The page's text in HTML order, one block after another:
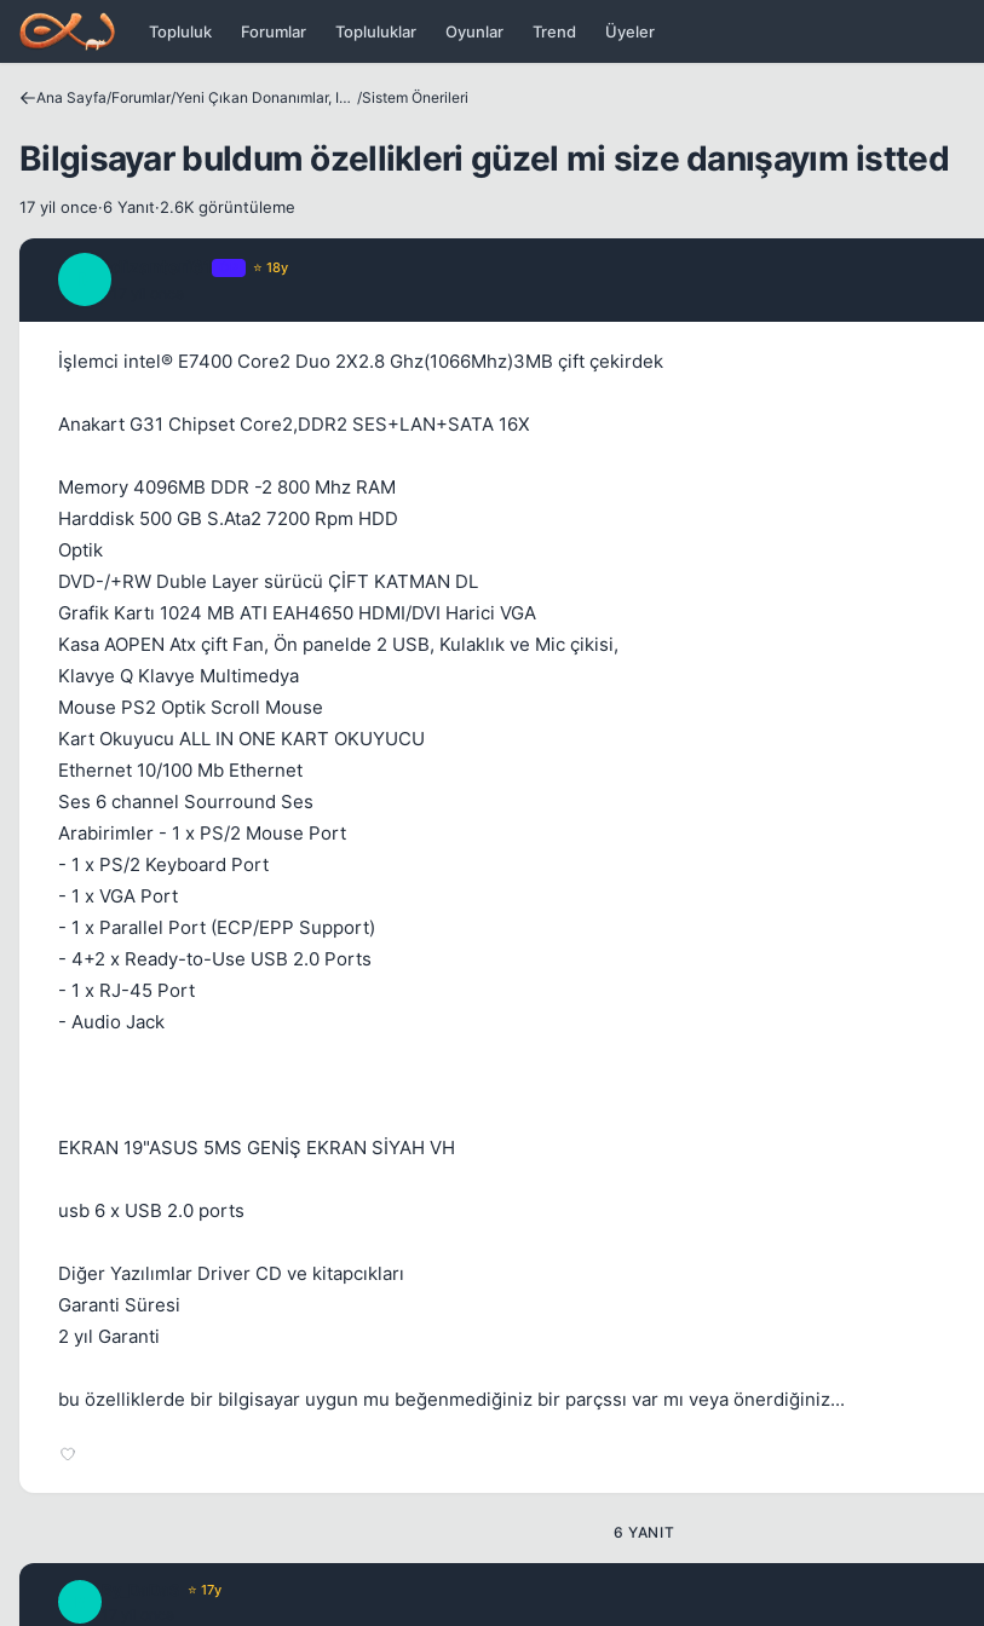
Icerige atla
Topluluk Forumlar Topluluklar Oyunlar Trend Üyeler
Ana Sayfa/Forumlar/ Yeni Çıkan Donanımlar, Internet Dünyası ve Benzer Konular /Sistem Önerileri
Bilgisayar buldum özellikleri güzel mi size danışayım istted
17 yil once·6 Yanıt·2.6K görüntüleme
⭐ 18y
İşlemci intel® E7400 Core2 Duo 2X2.8 Ghz(1066Mhz)3MB çift çekirdek
Anakart G31 Chipset Core2,DDR2 SES+LAN+SATA 16X
Memory 4096MB DDR -2 800 Mhz RAM
Harddisk 500 GB S.Ata2 7200 Rpm HDD
Optik
DVD-/+RW Duble Layer sürücü ÇİFT KATMAN DL
Grafik Kartı 1024 MB ATI EAH4650 HDMI/DVI Harici VGA
Kasa AOPEN Atx çift Fan, Ön panelde 2 USB, Kulaklık ve Mic çikisi,
Klavye Q Klavye Multimedya
Mouse PS2 Optik Scroll Mouse
Kart Okuyucu ALL IN ONE KART OKUYUCU
Ethernet 10/100 Mb Ethernet
Ses 6 channel Sourround Ses
Arabirimler - 1 x PS/2 Mouse Port
- 1 x PS/2 Keyboard Port
- 1 x VGA Port
- 1 x Parallel Port (ECP/EPP Support)
- 4+2 x Ready-to-Use USB 2.0 Ports
- 1 x RJ-45 Port
- Audio Jack
EKRAN 19"ASUS 5MS GENİŞ EKRAN SİYAH VH
usb 6 x USB 2.0 ports
Diğer Yazılımlar Driver CD ve kitapcıkları
Garanti Süresi
2 yıl Garanti
bu özelliklerde bir bilgisayar uygun mu beğenmediğiniz bir parçssı var mı veya önerdiğiniz...
6 YANIT
⭐ 17y
Kapat